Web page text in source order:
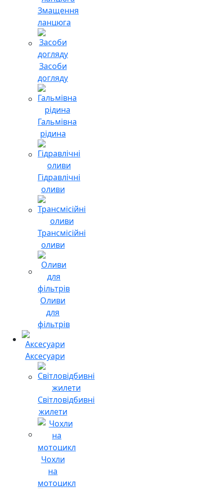
Змащення
ланцюга
Засоби
догляду
Гальмівна
рідина
Гідравлічні
оливи
Трансмісійні
оливи
Оливи
для
фільтрів
Аксесуари
Світловідбивні
жилети
Чохли
на
мотоцикл